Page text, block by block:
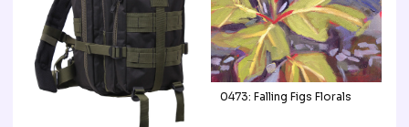
0473: Falling Figs Florals